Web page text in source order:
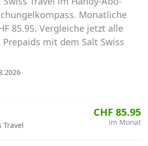
Hotspots und Smart
Handy-Abo
Schweiz
Monatliche
85.95. Vergleiche jetzt alle
mit dem Salt Swiss
Travel
CHF 85.95
im Monat